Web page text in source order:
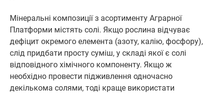
Мінеральні композиції з асортименту Аграрної
Платформи містять солі. Якщо рослина відчуває
дефіцит окремого елемента (азоту, калію, фосфору),
слід придбати просту суміш, у складі якої є солі
відповідного хімічного компоненту. Якщо ж
необхідно провести підживлення одночасно
декількома солями, тоді краще використати